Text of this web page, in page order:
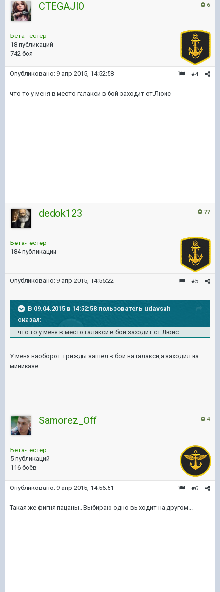
6
CTEGAJlO
Бета-тестер
18 публикаций
742 боя
#4
Опубликовано: 9 апр 2015, 14:52:58
что то у меня в место галакси в бой заходит ст.Люис
77
dedok123
Бета-тестер
184 публикации
#5
Опубликовано: 9 апр 2015, 14:55:22
В 09.04.2015 в 14:52:58 пользователь udavsah
сказал:
что то у меня в место галакси в бой заходит ст.Люис
У меня наоборот трижды зашел в бой на галакси,а заходил на
миниказе.
4
Samorez_Off
Бета-тестер
5 публикаций
116 боёв
#6
Опубликовано: 9 апр 2015, 14:56:51
Такая же фигня пацаны.. Выбираю одно выходит на другом...